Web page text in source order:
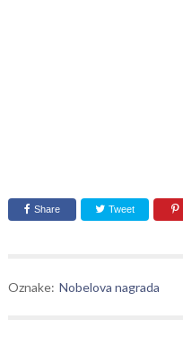
Share Tweet
Oznake: Nobelova nagrada